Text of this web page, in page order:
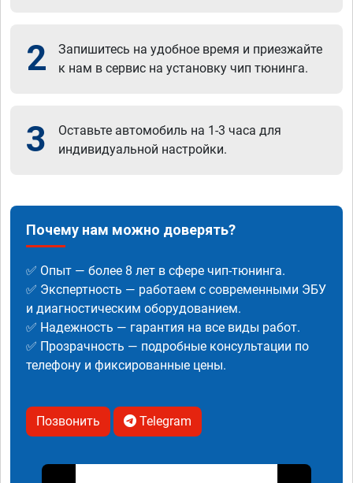
2
Запишитесь на удобное время и приезжайте
к нам в сервис на установку чип тюнинга.
3
Оставьте автомобиль на 1-3 часа для
индивидуальной настройки.
Почему нам можно доверять?
✅ Опыт — более 8 лет в сфере чип-тюнинга.
✅ Экспертность — работаем с современными ЭБУ
и диагностическим оборудованием.
✅ Надежность — гарантия на все виды работ.
✅ Прозрачность — подробные консультации по
телефону и фиксированные цены.
Позвонить Telegram